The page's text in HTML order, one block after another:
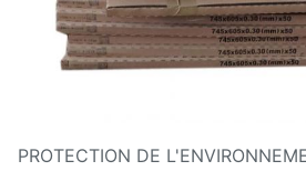
PROTECTION DE